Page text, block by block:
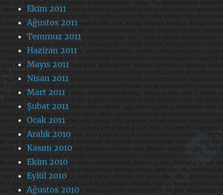
Ekim 2011
Ağustos 2011
Temmuz 2011
Haziran 2011
Mayıs 2011
Nisan 2011
Mart 2011
Şubat 2011
Ocak 2011
Aralık 2010
Kasım 2010
Ekim 2010
Eylül 2010
Ağustos 2010